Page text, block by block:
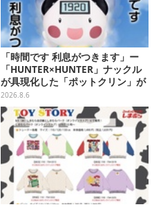
「時間です 利息がつきます」ー
「HUNTER×HUNTER」ナックル
が具現化した「ポットクリン」が
貯金箱としてプライズ展開
2026.8.6